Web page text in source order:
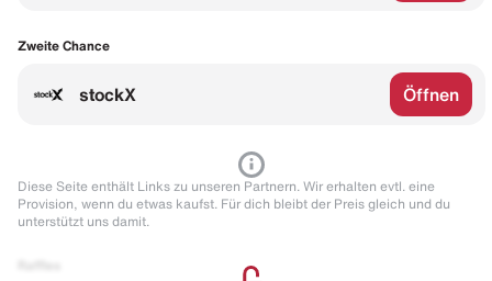
Zweite Chance
stockX Öffnen
Diese Seite enthält Links zu unseren Partnern. Wir erhalten evtl. eine
Provision, wenn du etwas kaufst. Für dich bleibt der Preis gleich und du
unterstützt uns damit.